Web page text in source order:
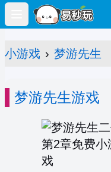
Open main menu
小游戏 › 梦游先生
梦游先生游戏